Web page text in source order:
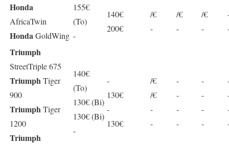
Honda
AfricaTwin
HondaGoldWing
155€
(To)
-
140€
200€
/€
-
/€
-
/€
-
Triumph
StreetTriple 675
TriumphTiger
900
TriumphTiger
1200
Triumph
140€
(To)
130€ (Bi)
130€ (Bi)
-
-
130€
-
130€
/€
/€
-
-
-
-
-
-
-
-
-
-